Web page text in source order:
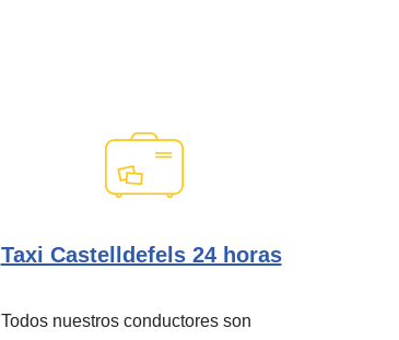
Taxi Castelldefels 24 horas
Todos nuestros conductores son